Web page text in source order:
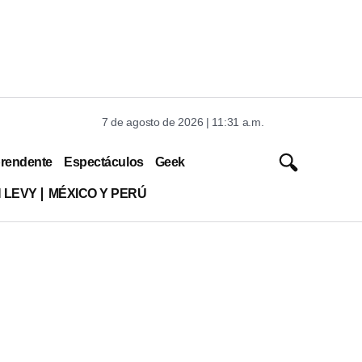
7 de agosto de 2026 | 11:31 a.m.
Espectáculos Geek
LEVY MÉXICO Y PERÚ